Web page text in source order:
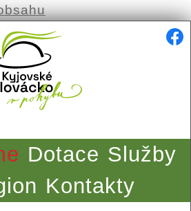
Dotace Služby
Kontakty